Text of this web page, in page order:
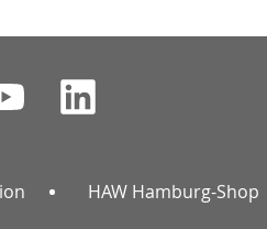
HAW Hamburg-Shop